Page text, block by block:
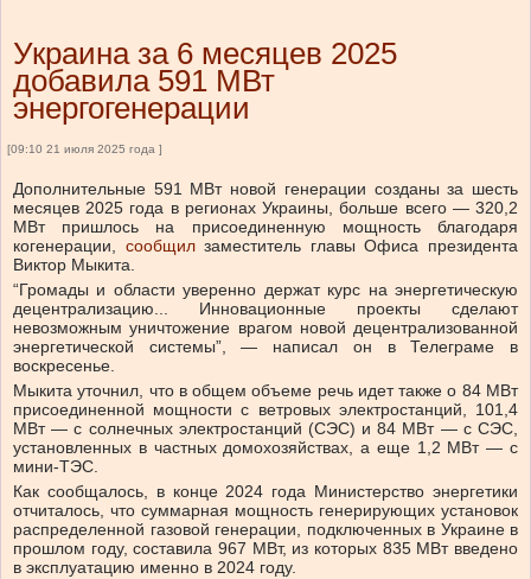
Украина за 6 месяцев 2025
добавила 591 МВт
энергогенерации
[09:10 21 июля 2025 года ]
Дополнительные 591 МВт новой генерации созданы за шесть
месяцев 2025 года в регионах Украины, больше всего — 320,2
МВт пришлось на присоединенную мощность благодаря
когенерации, сообщилзаместитель главы Офиса президента
Виктор Мыкита.
“Громады и области уверенно держат курс на энергетическую
децентрализацию... Инновационные проекты сделают
невозможным уничтожение врагом новой децентрализованной
энергетической системы”, — написал он в Телеграме в
воскресенье.
Мыкита уточнил, что в общем объеме речь идет также о 84 МВт
присоединенной мощности с ветровых электростанций, 101,4
МВт — с солнечных электростанций (СЭС) и 84 МВт — с СЭС,
установленных в частных домохозяйствах, а еще 1,2 МВт — с
мини-ТЭС.
Как сообщалось, в конце 2024 года Министерство энергетики
отчиталось, что суммарная мощность генерирующих установок
распределенной газовой генерации, подключенных в Украине в
прошлом году, составила 967 МВт, из которых 835 МВт введено
в эксплуатацию именно в 2024 году.